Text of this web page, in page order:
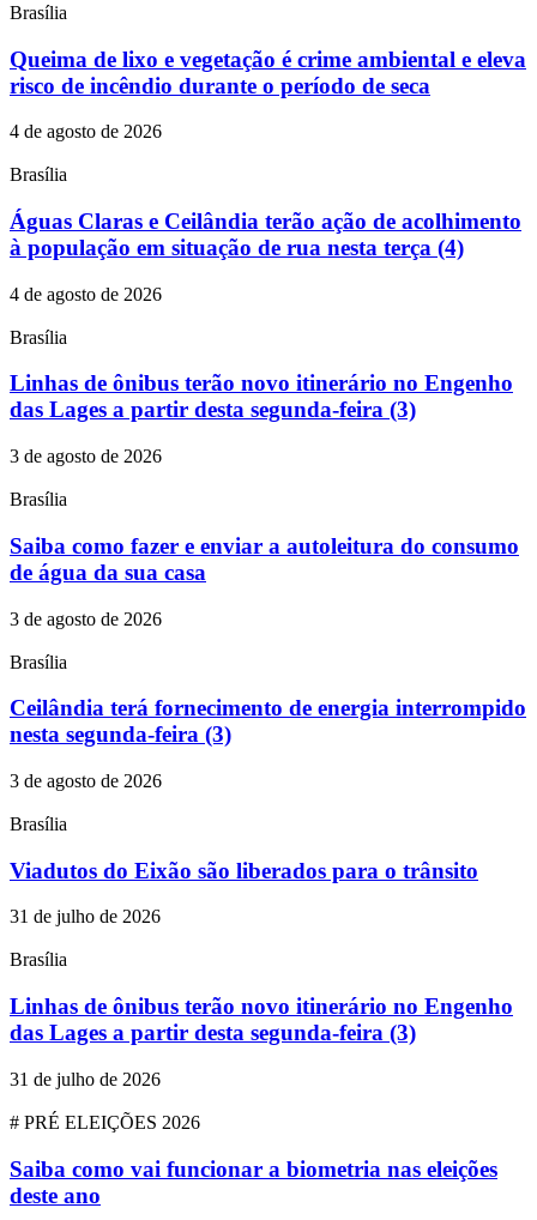
Brasília
Queima de lixo e vegetação é crime ambiental e eleva
risco de incêndio durante o período de seca
4 de agosto de 2026
Brasília
Águas Claras e Ceilândia terão ação de acolhimento
à população em situação de rua nesta terça (4)
4 de agosto de 2026
Brasília
Linhas de ônibus terão novo itinerário no Engenho
das Lages a partir desta segunda-feira (3)
3 de agosto de 2026
Brasília
Saiba como fazer e enviar a autoleitura do consumo
de água da sua casa
3 de agosto de 2026
Brasília
Ceilândia terá fornecimento de energia interrompido
nesta segunda-feira (3)
3 de agosto de 2026
Brasília
Viadutos do Eixão são liberados para o trânsito
31 de julho de 2026
Brasília
Linhas de ônibus terão novo itinerário no Engenho
das Lages a partir desta segunda-feira (3)
31 de julho de 2026
# PRÉ ELEIÇÕES 2026
Saiba como vai funcionar a biometria nas eleições
deste ano